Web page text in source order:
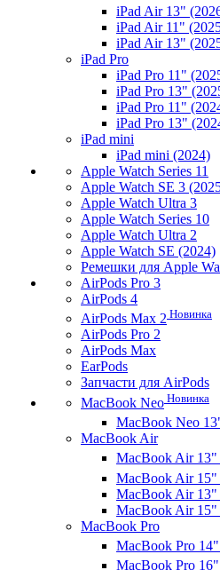
iPad Air 13"
iPad Air 11"
iPad Air 13"
iPad Pro
iPad Pro 11"
iPad Pro 13"
iPad Pro 11"
iPad Pro 13"
iPad mini
iPad mini (2024)
Apple Watch Series 11
Apple Watch SE 3
Apple Watch Ultra 3
Apple Watch Series 10
Apple Watch Ultra 2
Apple Watch SE (2024)
Ремешки для Apple
AirPods Pro 3
AirPods 4
AirPods Max 2 Новинка
AirPods Pro 2
AirPods Max
EarPods
Запчасти для AirPods
MacBook Neo Новинка
MacBook Neo
MacBook Air
MacBook Air 13"
MacBook Air 15"
MacBook Air 13"
MacBook Air 15"
MacBook Pro
MacBook Pro
MacBook Pro